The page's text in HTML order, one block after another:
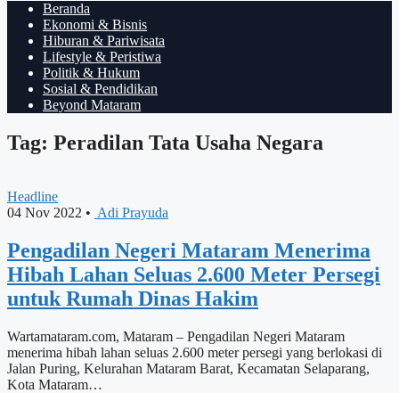
Beranda
Ekonomi & Bisnis
Hiburan & Pariwisata
Lifestyle & Peristiwa
Politik & Hukum
Sosial & Pendidikan
Beyond Mataram
Tag: Peradilan Tata Usaha Negara
Headline
04 Nov 2022 • Adi Prayuda
Pengadilan Negeri Mataram Menerima
Hibah Lahan Seluas 2.600 Meter Persegi
untuk Rumah Dinas Hakim
Wartamataram.com, Mataram – Pengadilan Negeri Mataram
menerima hibah lahan seluas 2.600 meter persegi yang berlokasi di
Jalan Puring, Kelurahan Mataram Barat, Kecamatan Selaparang,
Kota Mataram…